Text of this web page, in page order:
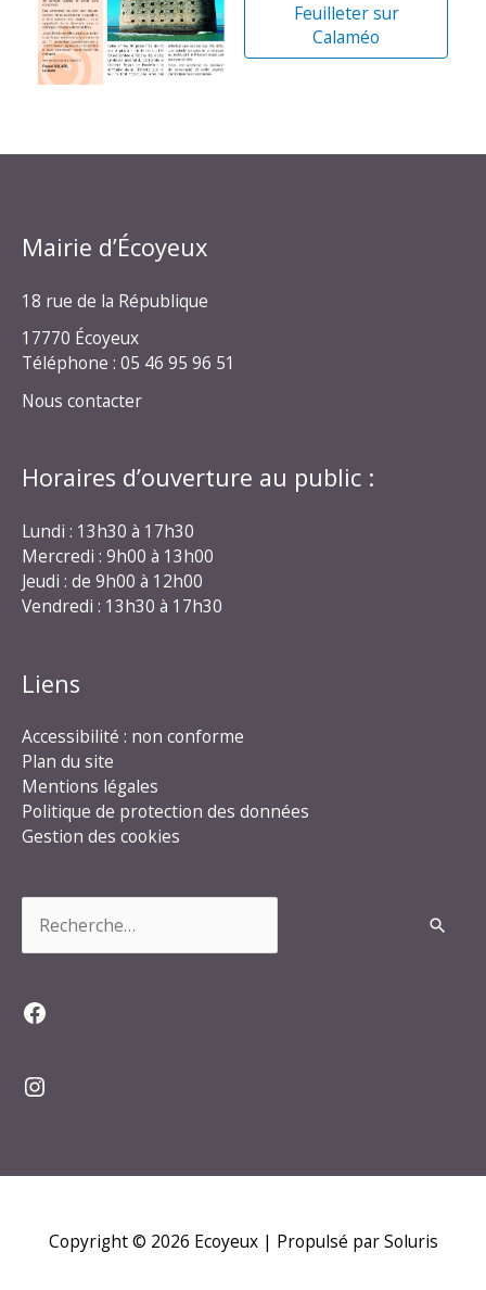
Feuilleter sur
Calaméo
Mairie d’Écoyeux
18 rue de la République
17770 Écoyeux
Téléphone : 05 46 95 96 51
Nous contacter
Horaires d’ouverture au public :
Lundi : 13h30 à 17h30
Mercredi : 9h00 à 13h00
Jeudi : de 9h00 à 12h00
Vendredi : 13h30 à 17h30
Liens
Accessibilité : non conforme
Plan du site
Mentions légales
Politique de protection des données
Gestion des cookies
Facebook
Instagram
Copyright © 2026 Ecoyeux| Propulsé par Soluris